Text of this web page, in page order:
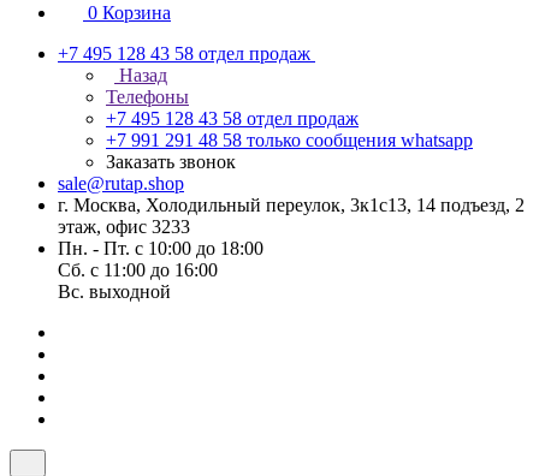
0 Корзина
+7 495 128 43 58 отдел продаж
Назад
Телефоны
+7 495 128 43 58 отдел продаж
+7 991 291 48 58 только сообщения whatsapp
Заказать звонок
sale@rutap.shop
г. Москва, Холодильный переулок, 3к1с13, 14 подъезд, 2
этаж, офис 3233
Пн. - Пт. с 10:00 до 18:00
Сб. с 11:00 до 16:00
Вс. выходной